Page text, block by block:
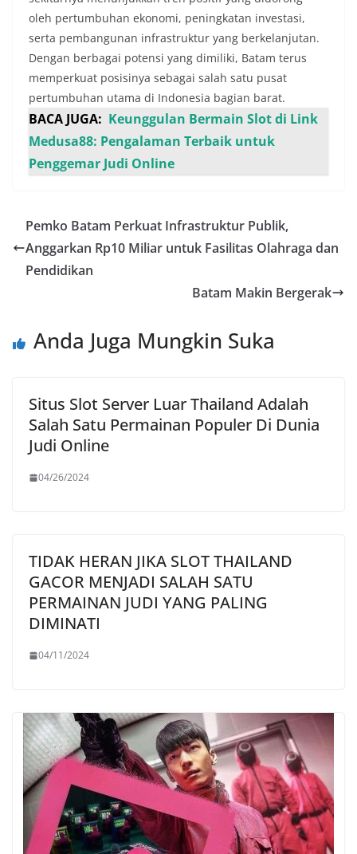
oleh pertumbuhan ekonomi, peningkatan investasi,
serta pembangunan infrastruktur yang berkelanjutan.
Dengan berbagai potensi yang dimiliki, Batam terus
memperkuat posisinya sebagai salah satu pusat
pertumbuhan utama di Indonesia bagian barat.
BACA JUGA: Keunggulan Bermain Slot di Link
Medusa88: Pengalaman Terbaik untuk
Penggemar Judi Online
Pemko Batam Perkuat Infrastruktur Publik,
Anggarkan Rp10 Miliar untuk Fasilitas Olahraga dan
Pendidikan
Batam Makin Bergerak
Anda Juga Mungkin Suka
Situs Slot Server Luar Thailand Adalah
Salah Satu Permainan Populer Di Dunia
Judi Online
04/26/2024
TIDAK HERAN JIKA SLOT THAILAND
GACOR MENJADI SALAH SATU
PERMAINAN JUDI YANG PALING
DIMINATI
04/11/2024